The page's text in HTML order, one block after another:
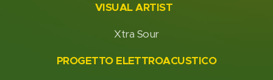
VISUAL ARTIST
Xtra Sour
PROGETTO ELETTROACUSTICO